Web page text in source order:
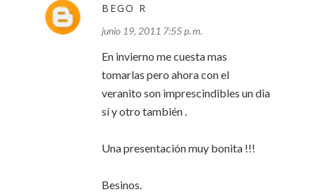
BEGO R
junio 19, 2011 7:55 p. m.
En invierno me cuesta mas
tomarlas pero ahora con el
veranito son imprescindibles un dia
sí y otro también .
Una presentación muy bonita !!!
Besinos.